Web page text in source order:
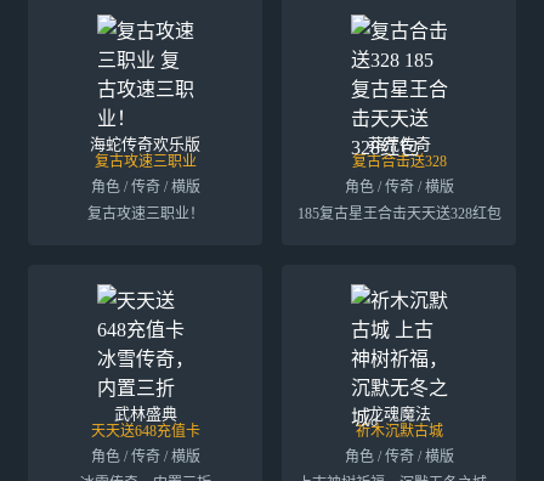
海蛇传奇欢乐版
复古攻速三职业
角色 / 传奇 / 横版
复古攻速三职业！
莽荒传奇
复古合击送328
角色 / 传奇 / 横版
185复古星王合击天天送328红包
武林盛典
天天送648充值卡
角色 / 传奇 / 横版
龙魂魔法
祈木沉默古城
角色 / 传奇 / 横版